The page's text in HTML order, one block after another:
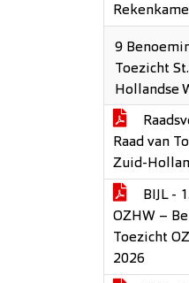
9
Toezicht
Hollandse
Raad van
Zuid-
BIJL -
OZHW –
Toezicht
2026